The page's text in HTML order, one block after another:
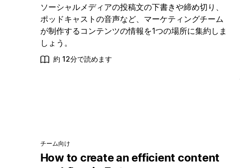
ソーシャルメディアの投稿文の下書きや締め切り、
ポッドキャストの音声など、マーケティングチーム
が制作するコンテンツの情報を1つの場所に集約しま
しょう。
約 12分で読めます
チーム向け
How to create an efficient content